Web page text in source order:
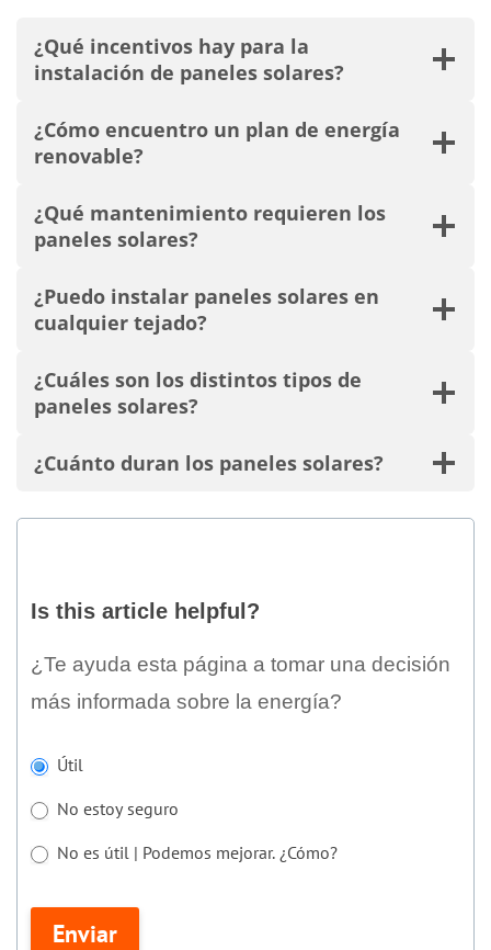
¿Qué incentivos hay para la
instalación de paneles solares?
¿Cómo encuentro un plan de energía
renovable?
¿Qué mantenimiento requieren los
paneles solares?
¿Puedo instalar paneles solares en
cualquier tejado?
¿Cuáles son los distintos tipos de
paneles solares?
¿Cuánto duran los paneles solares?
helpful?
Is this article helpful?
¿Te ayuda esta página a tomar una decisión
más informada sobre la energía?
Útil
No estoy seguro
No es útil | Podemos mejorar. ¿Cómo?
Enviar
Si
humano,
deja
campo